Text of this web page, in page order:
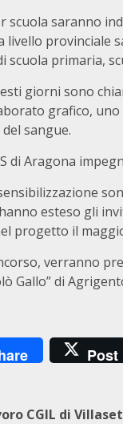
scuola saranno
livello provinciale
scuola primaria,
giorni sono
grafico,
sangue.
di Aragona
esteso gli
progetto il
verranno
Gallo” di
Post
CGIL di